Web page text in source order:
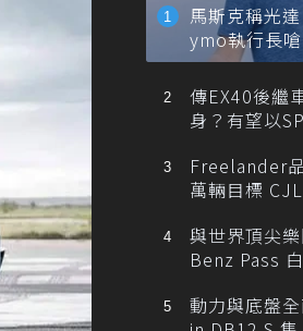
馬斯克稱光
ymo執行長
自動駕駛
傳EX40後繼
身？有望以
Freelander
萬輛目標
與世界頂尖
Benz Pass
動力與底盤